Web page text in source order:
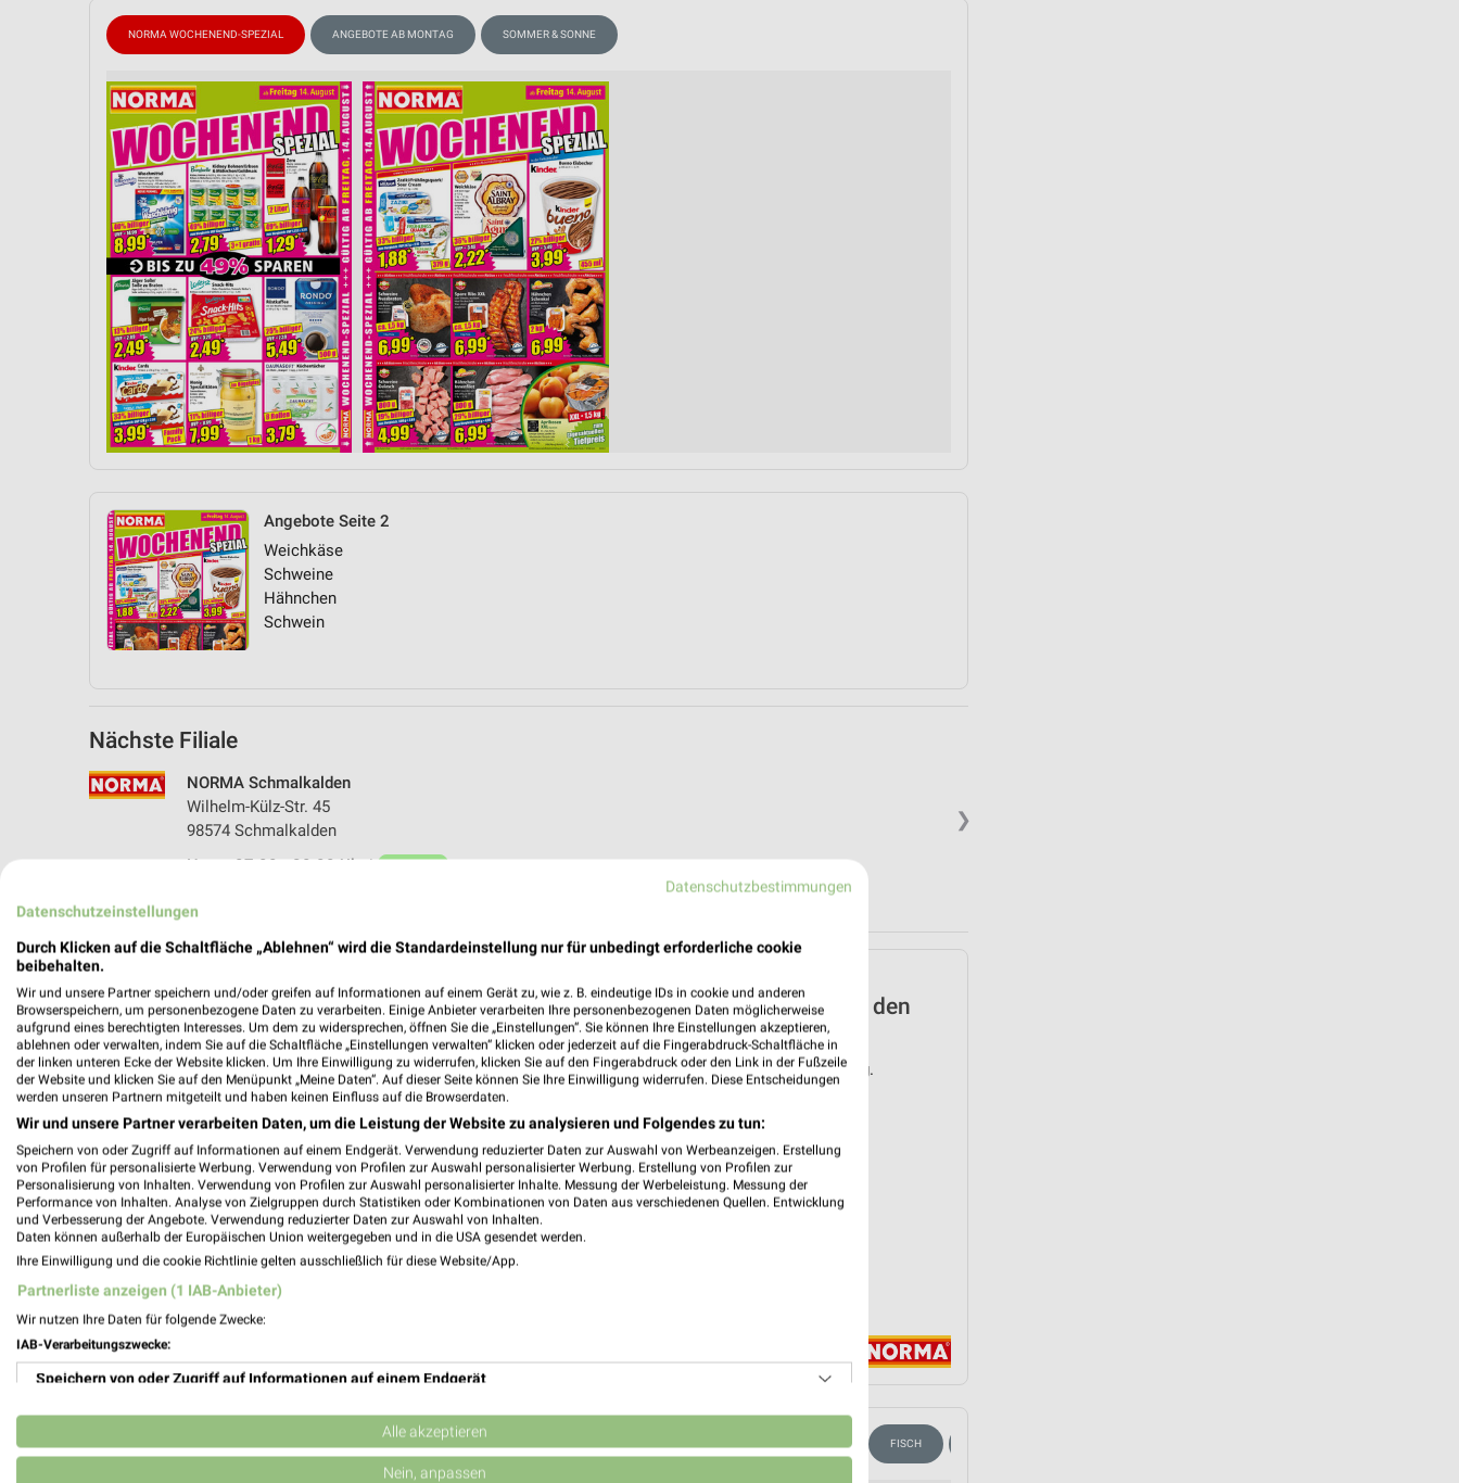
NORMA WOCHENEND-SPEZIAL ANGEBOTE AB MONTAG SOMMER & SONNE
Angebote Seite 2
Weichkäse
Schweine
Hähnchen
Schwein
Nächste Filiale
❯
NORMA Schmalkalden
Wilhelm-Külz-Str. 45
98574 Schmalkalden
Heute 07:00 - 20:00 Uhr | Geöffnet
❯
Schmalkalden ab Mo. den
10.08.
Gültig von 10. Aug. bis 15. Aug.
PROSPEKT BLÄTTERN
FISCH
Datenschutzbestimmungen
Datenschutzeinstellungen
Durch Klicken auf die Schaltfläche „Ablehnen“ wird die Standardeinstellung nur für unbedingt erforderliche cookie
beibehalten.
Wir und unsere Partner speichern und/oder greifen auf Informationen auf einem Gerät zu, wie z. B. eindeutige IDs in cookie und anderen
Browserspeichern, um personenbezogene Daten zu verarbeiten. Einige Anbieter verarbeiten Ihre personenbezogenen Daten möglicherweise
aufgrund eines berechtigten Interesses. Um dem zu widersprechen, öffnen Sie die „Einstellungen“. Sie können Ihre Einstellungen akzeptieren,
ablehnen oder verwalten, indem Sie auf die Schaltfläche „Einstellungen verwalten“ klicken oder jederzeit auf die Fingerabdruck-Schaltfläche in
der linken unteren Ecke der Website klicken. Um Ihre Einwilligung zu widerrufen, klicken Sie auf den Fingerabdruck oder den Link in der Fußzeile
der Website und klicken Sie auf den Menüpunkt „Meine Daten“. Auf dieser Seite können Sie Ihre Einwilligung widerrufen. Diese Entscheidungen
werden unseren Partnern mitgeteilt und haben keinen Einfluss auf die Browserdaten.
Wir und unsere Partner verarbeiten Daten, um die Leistung der Website zu analysieren und Folgendes zu tun:
Speichern von oder Zugriff auf Informationen auf einem Endgerät. Verwendung reduzierter Daten zur Auswahl von Werbeanzeigen. Erstellung
von Profilen für personalisierte Werbung. Verwendung von Profilen zur Auswahl personalisierter Werbung. Erstellung von Profilen zur
Personalisierung von Inhalten. Verwendung von Profilen zur Auswahl personalisierter Inhalte. Messung der Werbeleistung. Messung der
Performance von Inhalten. Analyse von Zielgruppen durch Statistiken oder Kombinationen von Daten aus verschiedenen Quellen. Entwicklung
und Verbesserung der Angebote. Verwendung reduzierter Daten zur Auswahl von Inhalten.
Daten können außerhalb der Europäischen Union weitergegeben und in die USA gesendet werden.
Ihre Einwilligung und die cookie Richtlinie gelten ausschließlich für diese Website/App.
Partnerliste anzeigen (1 IAB-Anbieter)
Wir nutzen Ihre Daten für folgende Zwecke:
IAB-Verarbeitungszwecke:
Speichern von oder Zugriff auf Informationen auf einem Endgerät
Verwendung reduzierter Daten zur Auswahl von Werbeanzeigen
Erstellung von Profilen für personalisierte Werbung
Alle akzeptieren
Nein, anpassen